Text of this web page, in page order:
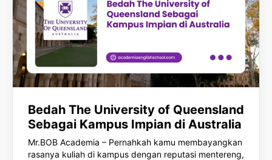
Bedah The University of Queensland
Sebagai Kampus Impian di Australia
Mr.BOB Academia – Pernahkah kamu membayangkan
rasanya kuliah di kampus dengan reputasi mentereng,